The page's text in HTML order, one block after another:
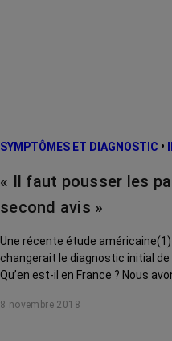
SYMPTÔMES ET DIAGNOSTIC •
« Il faut pousser les
second avis »
Une récente étude américaine(1)
changerait le diagnostic initial de
Qu’en est-il en France ? Nous
à Gustave Roussy.
8 novembre 2018